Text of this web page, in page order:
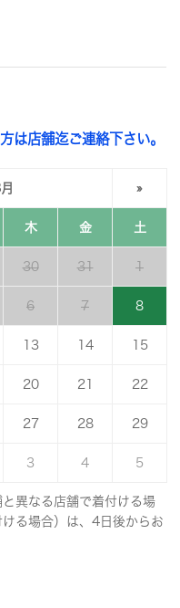
は店舗迄ご連絡下さい。
»
木 金 土
30 31 1
6 7 8
13 14 15
20 21 22
27 28 29
3 4 5
異なる店舗で着付ける場
る場合）は、4日後からお